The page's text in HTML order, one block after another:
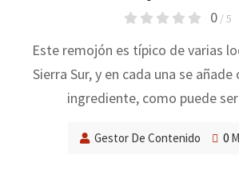
0 / 5
Este remojón es típico de varias
Sierra Sur, y en cada una se
ingrediente, como puede
Gestor De Contenido 0